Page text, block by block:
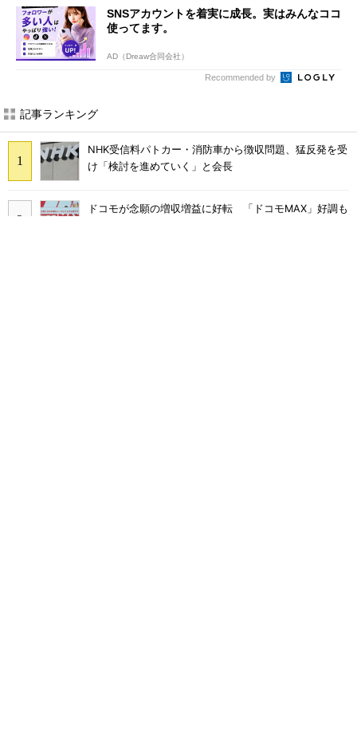
SNSアカウントを着実に成長。実はみんなココ
使ってます。
AD（Dreaw合同会社）
Recommended by
記事ランキング
NHK受信料パトカー・消防車から徴収問題、猛反発を受
け「検討を進めていく」と会長
ドコモが念願の増収増益に好転 「ドコモMAX」好調も